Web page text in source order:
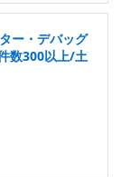
ー・デバッグ
数300以上/土